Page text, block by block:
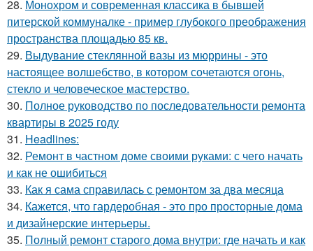
28. Монохром и современная классика в бывшей
питерской коммуналке - пример глубокого преображения
пространства площадью 85 кв.
29. Выдувание стеклянной вазы из мюррины - это
настоящее волшебство, в котором сочетаются огонь,
стекло и человеческое мастерство.
30. Полное руководство по последовательности ремонта
квартиры в 2025 году
31. Headlines:
32. Ремонт в частном доме своими руками: с чего начать
и как не ошибиться
33. Как я сама справилась с ремонтом за два месяца
34. Кажется, что гардеробная - это про просторные дома
и дизайнерские интерьеры.
35. Полный ремонт старого дома внутри: где начать и как